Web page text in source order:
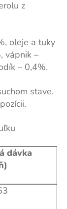
z
oleje a tuky
vápnik –
– 0,4%.
stave.
dávka